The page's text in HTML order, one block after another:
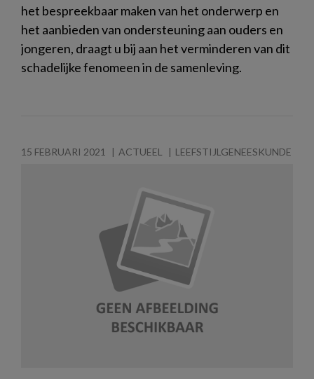
het bespreekbaar maken van het onderwerp en
het aanbieden van ondersteuning aan ouders en
jongeren, draagt u bij aan het verminderen van dit
schadelijke fenomeen in de samenleving.
15 FEBRUARI 2021 ACTUEEL LEEFSTIJLGENEESKUNDE